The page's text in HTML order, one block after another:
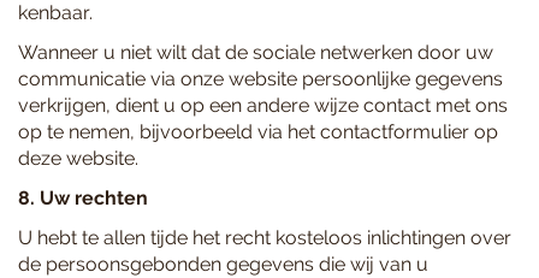
kenbaar.
Wanneer u niet wilt dat de sociale netwerken door uw
communicatie via onze website persoonlijke gegevens
verkrijgen, dient u op een andere wijze contact met ons
op te nemen, bijvoorbeeld via het contactformulier op
deze website.
8. Uw rechten
U hebt te allen tijde het recht kosteloos inlichtingen over
de persoonsgebonden gegevens die wij van u